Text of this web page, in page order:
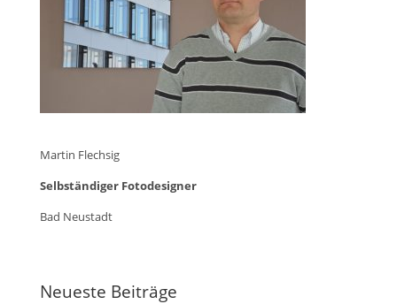
Martin Flechsig
Selbständiger Fotodesigner
Bad Neustadt
Neueste Beiträge